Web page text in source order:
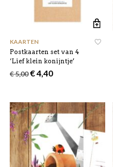
KAARTEN
Postkaarten set van 4
‘Lief klein konijntje’
€5,00 Oorspronkelijke
€4,40Huidige